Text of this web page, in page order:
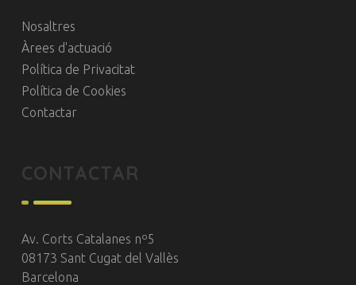
Nosaltres
Àrees d'actuació
Política de Privacitat
Política de Cookies
Contactar
CONTACTAR
Av. Corts Catalanes nº5
08173 Sant Cugat del Vallès
Barcelona